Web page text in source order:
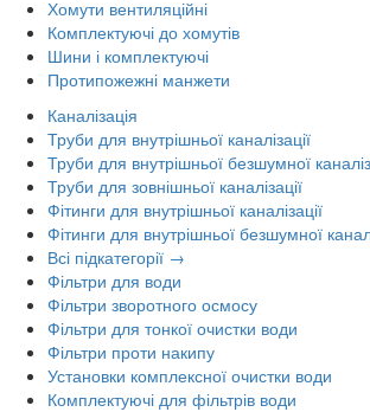
Хомути вентиляційні
Комплектуючі до хомутів
Шини і комплектуючі
Протипожежні манжети
Каналізація
Труби для внутрішньої каналізації
Труби для внутрішньої безшумної
Труби для зовнішньої каналізації
Фітинги для внутрішньої каналізації
Фітинги для внутрішньої безшумної
Всі підкатегорії →
Фільтри для води
Фільтри зворотного осмосу
Фільтри для тонкої очистки води
Фільтри проти накипу
Установки комплексної очистки води
Комплектуючі для фільтрів води